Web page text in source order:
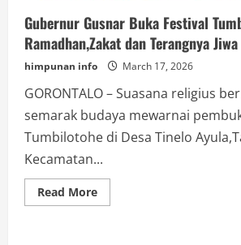
Gubernur Gusnar Buka Festival
Ramadhan,Zakat dan Terangnya Jiwa
himpunan info March 17, 2026
GORONTALO – Suasana religius
semarak budaya mewarnai
Tumbilotohe di Desa Tinelo
Kecamatan...
Read MoreRead
more